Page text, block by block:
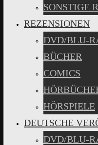
SONSTIGE
REZENSIONEN
DVD/BLU-
BÜCHER
COMICS
HÖRSPIELE
DEUTSCHE
DVD/BLU-